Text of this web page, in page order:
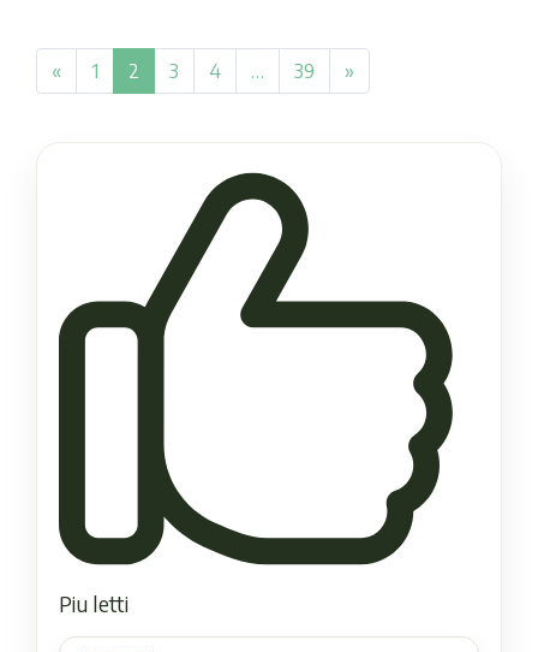
« 1 2 3 4 … 39 »
Piu letti